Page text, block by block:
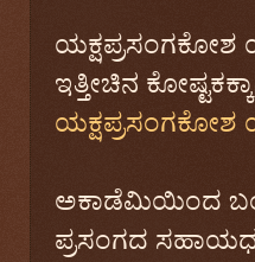
ಯಕ್ಷಪ್ರಸಂಗಕೋಶ
ಇತ್ತೀಚಿನ
ಯಕ್ಷಪ್ರಸಂಗಕೋಶ
ಅಕಾಡೆಮಿಯಿಂದ
ಪ್ರಸಂಗದ